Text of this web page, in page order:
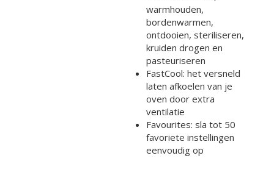
warmhouden,
bordenwarmen,
ontdooien, steriliseren,
kruiden drogen en
pasteuriseren
FastCool: het versneld
laten afkoelen van je
oven door extra
ventilatie
Favourites: sla tot 50
favoriete instellingen
eenvoudig op